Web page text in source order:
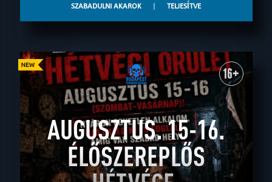
SZABADULNI AKAROK | TELJESÍTVE
16+
AUGUSZTUS. 15-16.
ÉLŐSZEREPLŐS